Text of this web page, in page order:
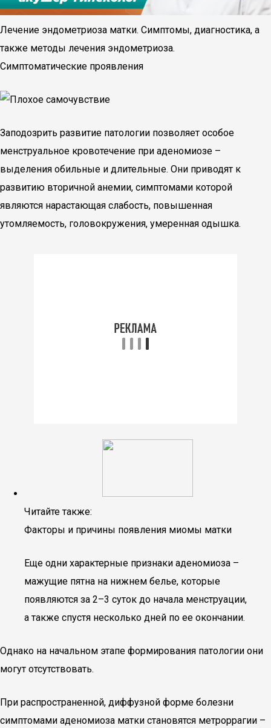
Лечение эндометриоза матки. Симптомы, диагностика, а
также методы лечения эндометриоза.
Симптоматические проявления
Заподозрить развитие патологии позволяет особое
менструальное кровотечение при аденомиозе –
выделения обильные и длительные. Они приводят к
развитию вторичной анемии, симптомами которой
являются нарастающая слабость, повышенная
утомляемость, головокружения, умеренная одышка.
Читайте также:
Факторы и причины появления миомы матки
Еще одни характерные признаки аденомиоза –
мажущие пятна на нижнем белье, которые
появляются за 2–3 суток до начала менструации,
а также спустя несколько дней по ее окончании.
Однако на начальном этапе формирования патологии они
могут отсутствовать.
При распространенной, диффузной форме болезни
симптомами аденомиоза матки становятся метроррагии –